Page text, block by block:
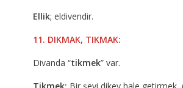
Ellik; eldivendir.
11. DIKMAK, TIKMAK:
Divanda “tikmek” var.